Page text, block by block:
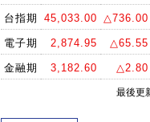
台指期 45,033.00 △736.00
電子期 2,874.95 △65.55
金融期 3,182.60 △2.80
最後更